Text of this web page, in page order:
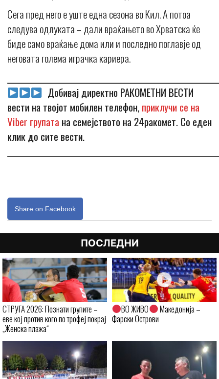
Сега пред него е уште една сезона во Кил. А потоа
следува одлуката – дали враќањето во Хрватска ќе
биде само враќање дома или и последно поглавје од
неговата голема играчка кариера.
Добивај директно РАКОМЕТНИ ВЕСТИ
вести на твојот мобилен телефон,приклучи се на
Viber групата на семејството на 24ракомет. Со еден
клик до сите вести.
Share on Facebook
ПОСЛЕДНИ
СТРУГА 2026: Познати групите –
еве кој против кого по трофеј покрај
„Женска плажа“
ВО ЖИВО
Македонија –
Фарски Острови